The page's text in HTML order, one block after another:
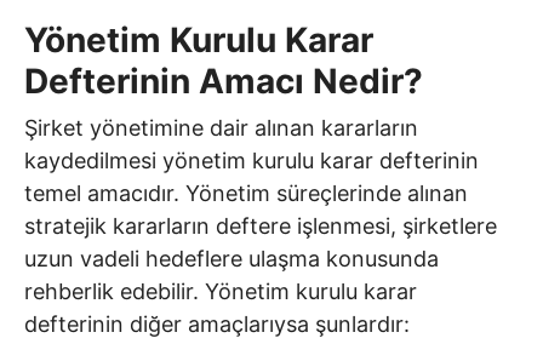
Yönetim Kurulu Karar
Defterinin Amacı Nedir?
Şirket yönetimine dair alınan kararların
kaydedilmesi yönetim kurulu karar defterinin
temel amacıdır. Yönetim süreçlerinde alınan
stratejik kararların deftere işlenmesi, şirketlere
uzun vadeli hedeflere ulaşma konusunda
rehberlik edebilir. Yönetim kurulu karar
defterinin diğer amaçlarıysa şunlardır: